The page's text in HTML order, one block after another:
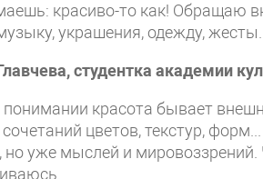
красиво-то как! Обращаю
украшения, одежду,
студентка академии
красота бывает
цветов, текстур,
но уже мыслей и